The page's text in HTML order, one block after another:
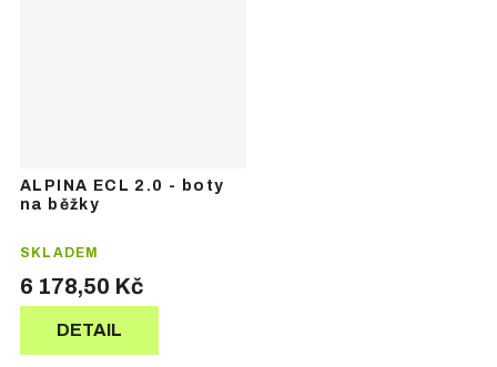
ALPINA ECL 2.0 - boty
na běžky
SKLADEM
6 178,50 Kč
DETAIL